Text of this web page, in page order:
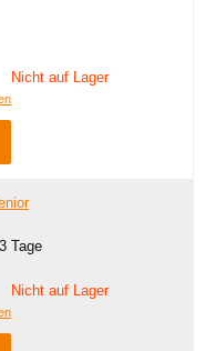
Nicht auf Lager
Tage
Nicht auf Lager